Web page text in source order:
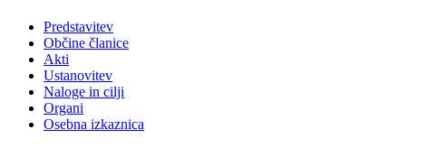
Predstavitev
Občine članice
Akti
Ustanovitev
Naloge in cilji
Organi
Osebna izkaznica